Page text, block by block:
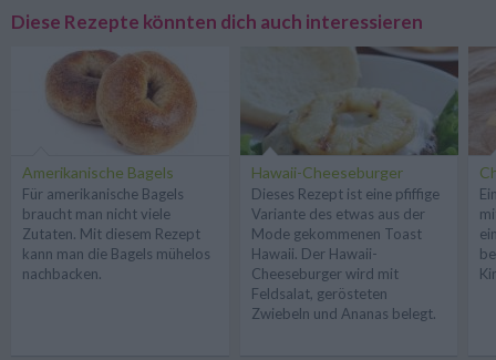
Diese Rezepte könnten dich auch interessieren
Amerikanische Bagels
Für amerikanische Bagels
braucht man nicht viele
Zutaten. Mit diesem Rezept
kann man die Bagels mühelos
nachbacken.
Hawaii-Cheeseburger
Dieses Rezept ist eine pfiffige
Variante des etwas aus der
Mode gekommenen Toast
Hawaii. Der Hawaii-
Cheeseburger wird mit
Feldsalat, gerösteten
Zwiebeln und Ananas belegt.